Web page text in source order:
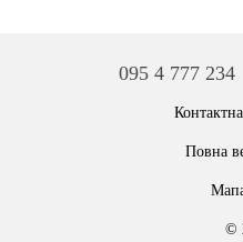
095 4 777 234
Повна
©